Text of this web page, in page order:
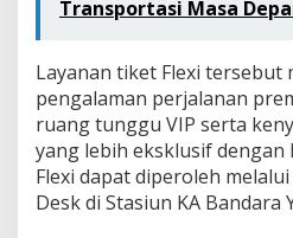
r
i
u
m
Transportasi Masa
Layanan tiket Flexi tersebut
pengalaman perjalanan
ruang tunggu VIP serta
yang lebih eksklusif dengan
Flexi dapat diperoleh
Desk di Stasiun KA Bandara